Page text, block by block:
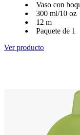
Vaso con
300 ml/10 oz
12 m
Paquete de 1
Ver producto